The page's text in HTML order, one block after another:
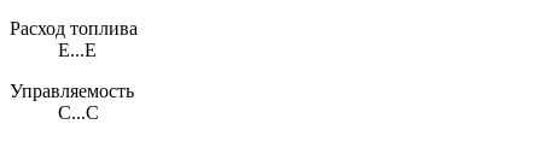
Расход топлива
E...E
Управляемость
C...C